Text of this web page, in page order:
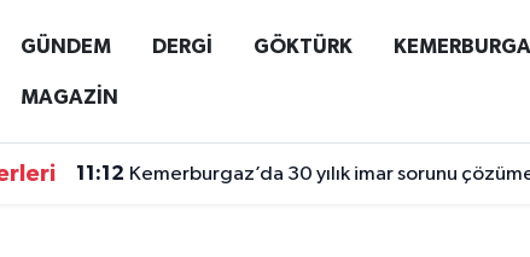
GÜNDEM DERGİ GÖKTÜRK
MAGAZİN
11:12 Kemerburgaz’da 30 yılık imar sorunu